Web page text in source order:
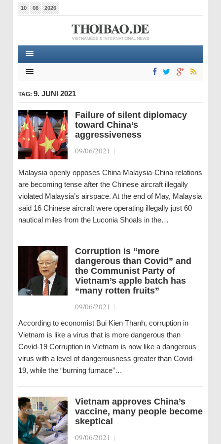
10 08 2026
TAG: 9. JUNI 2021
Failure of silent diplomacy
toward China’s
aggressiveness
09/06/2021 |
Malaysia openly opposes China Malaysia-China relations
are becoming tense after the Chinese aircraft illegally
violated Malaysia’s airspace. At the end of May, Malaysia
said 16 Chinese aircraft were operating illegally just 60
nautical miles from the Luconia Shoals in the…
Corruption is “more
dangerous than Covid” and
the Communist Party of
Vietnam’s apple batch has
“many rotten fruits”
09/06/2021 |
According to economist Bui Kien Thanh, corruption in
Vietnam is like a virus that is more dangerous than
Covid-19 Corruption in Vietnam is now like a dangerous
virus with a level of dangerousness greater than Covid-
19, while the “burning furnace”…
Vietnam approves China’s
vaccine, many people become
skeptical
09/06/2021 |